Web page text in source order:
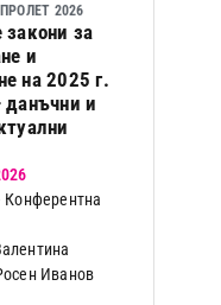
ПРОЛЕТ 2026
закони за
и
на 2025 г.
данъчни и
Конферентна
Иванов